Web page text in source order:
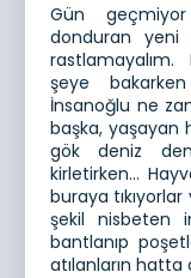
Gün
donduran yeni
şeye
İnsanoğlu ne
başka, yaşayan
gök deniz
kirletirken…
buraya
şekil nisbeten
bantlanıp
atılanların